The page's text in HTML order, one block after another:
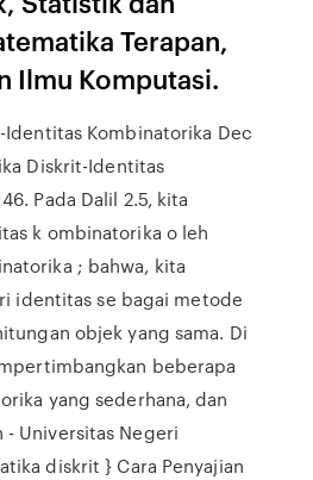
Terapan,
Ilmu Komputasi.
Kombinatorika Dec
Diskrit-Identitas
Pada Dalil 2.5, kita
k ombinatorika o leh
; bahwa, kita
identitas se bagai metode
objek yang sama. Di
beberapa
yang sederhana, dan
Universitas Negeri
diskrit } Cara Penyajian